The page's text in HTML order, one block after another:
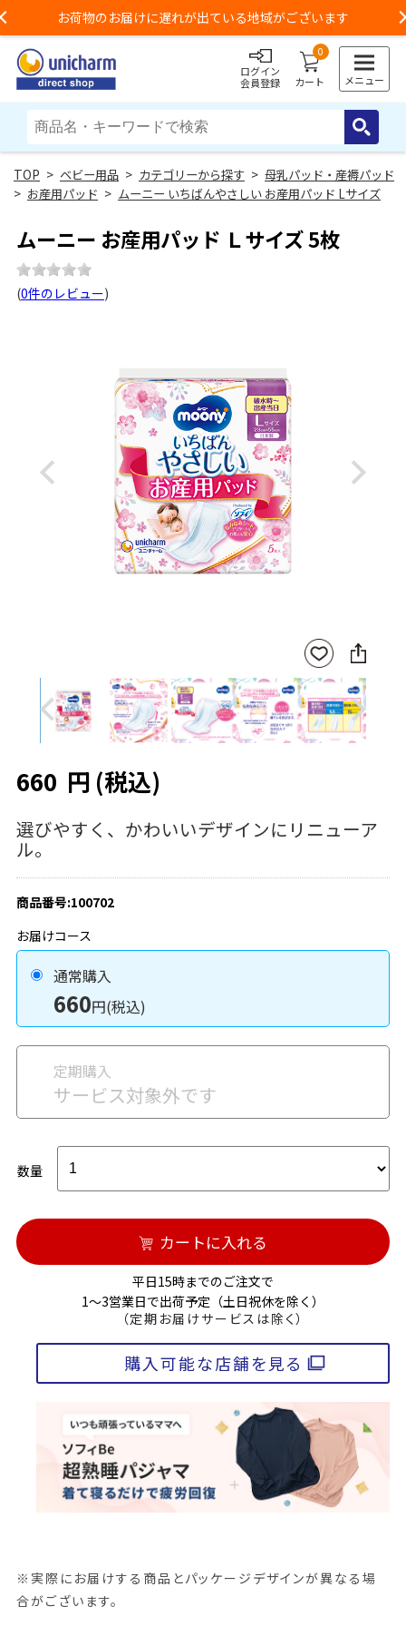
お荷物のお届けに遅れが出ている地域がございます
ログイン
会員登録
0
カート メニュー
> ベビー用品 > カテゴリーから探す > 母乳パッド・産褥パッド
> お産用パッド > ムーニー いちばんやさしい お産用パッド Lサイズ
ムーニー お産用パッド Ｌサイズ 5枚
(0件のレビュー)
Previous Next
お気
に入
りに
登録
SNS
に
シ
ェ
ア
Previous Next
660 円 (税込)
選びやすく、かわいいデザインにリニューア
ル。
商品番号:100702
お届けコース
通常購入
660円(税込)
定期購入
サービス対象外です
数量
カートに入れる
平日15時までのご注文で
1～3営業日で出荷予定（土日祝休を除く）
（定期お届けサービスは除く）
購入可能な店舗を見る
※実際にお届けする商品とパッケージデザインが異なる場
合がございます。